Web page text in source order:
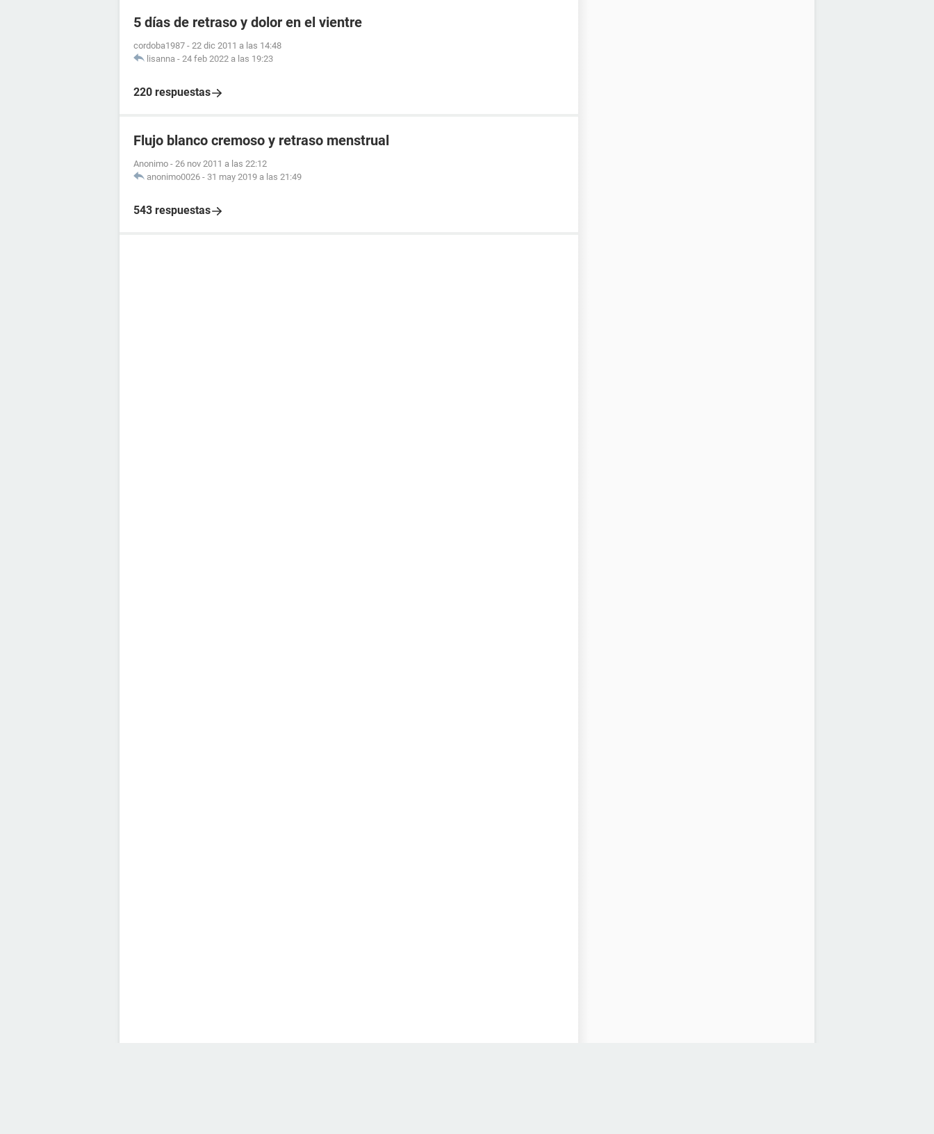
5 días de retraso y dolor en el vientre
cordoba1987 - 22 dic 2011 a las 14:48
lisanna - 24 feb 2022 a las 19:23
220 respuestas
Flujo blanco cremoso y retraso menstrual
Anonimo - 26 nov 2011 a las 22:12
anonimo0026 - 31 may 2019 a las 21:49
543 respuestas